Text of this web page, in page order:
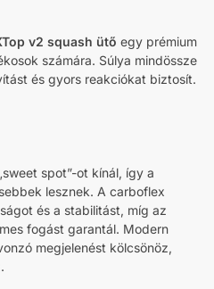
v2 squash ütő egy prémium
számára. Súlya mindössze
és gyors reakciókat biztosít.
spot”-ot kínál, így a
lesznek. A carboflex
és a stabilitást, míg az
fogást garantál. Modern
megjelenést kölcsönöz,